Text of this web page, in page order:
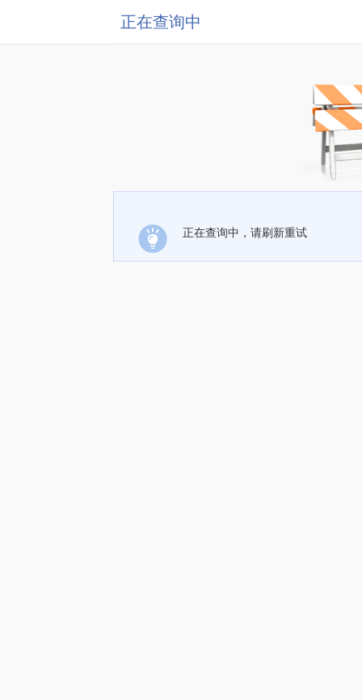
正在查询中
正在查询中，请刷新重试